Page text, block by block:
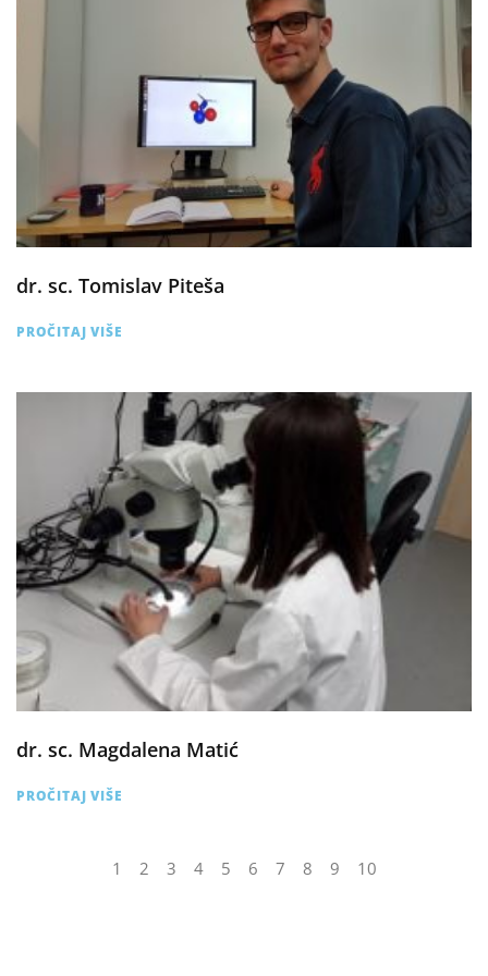
dr. sc. Tomislav Piteša
PROČITAJ VIŠE
dr. sc. Magdalena Matić
PROČITAJ VIŠE
1 2 3 4 5 6 7 8 9 10